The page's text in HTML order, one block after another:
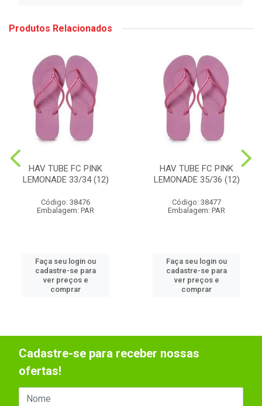
Produtos Relacionados
HAV TUBE FC PINK
LEMONADE 33/34 (12)
Código: 38476
Embalagem: PAR
Faça seu login ou
cadastre-se para
ver preços e
comprar
HAV TUBE FC PINK
LEMONADE 35/36 (12)
Código: 38477
Embalagem: PAR
Faça seu login ou
cadastre-se para
ver preços e
comprar
Cadastre-se para receber nossas
ofertas!